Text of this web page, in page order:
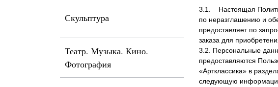
Скульптура
Театр. Музыка. Кино.
Фотография
3.1. Настоящая
по неразглашению и
предоставляет по
заказа для
3.2. Персональные
предоставляются
«Артклассика» в
следующую